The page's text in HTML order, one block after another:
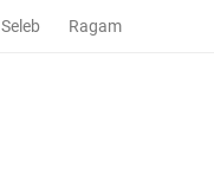
Seleb Ragam